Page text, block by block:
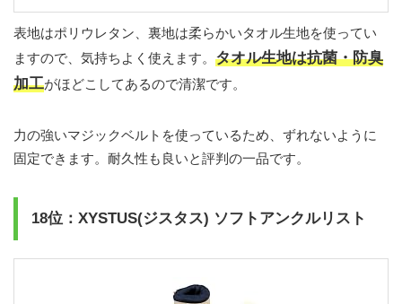
表地はポリウレタン、裏地は柔らかいタオル生地を使ってい
ますので、気持ちよく使えます。 タオル生地は抗菌・防臭
加工がほどこしてあるので清潔です。
力の強いマジックベルトを使っているため、ずれないように
固定できます。耐久性も良いと評判の一品です。
18位：XYSTUS(ジスタス) ソフトアンクルリスト